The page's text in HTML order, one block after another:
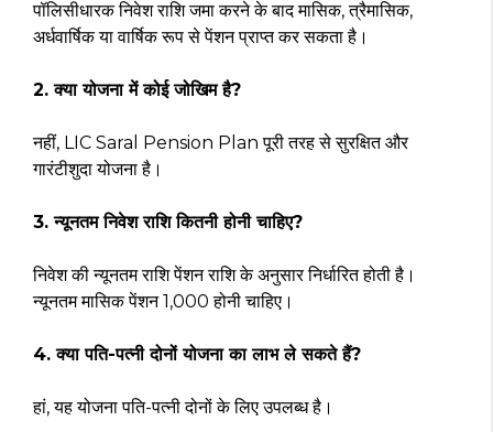
पॉलिसीधारक निवेश राशि जमा करने के बाद मासिक, त्रैमासिक,
अर्धवार्षिक या वार्षिक रूप से पेंशन प्राप्त कर सकता है।
2. क्या योजना में कोई जोखिम है?
नहीं, LIC Saral Pension Plan पूरी तरह से सुरक्षित और
गारंटीशुदा योजना है।
3. न्यूनतम निवेश राशि कितनी होनी चाहिए?
निवेश की न्यूनतम राशि पेंशन राशि के अनुसार निर्धारित होती है।
न्यूनतम मासिक पेंशन ₹1,000 होनी चाहिए।
4. क्या पति-पत्नी दोनों योजना का लाभ ले सकते हैं?
हां, यह योजना पति-पत्नी दोनों के लिए उपलब्ध है।